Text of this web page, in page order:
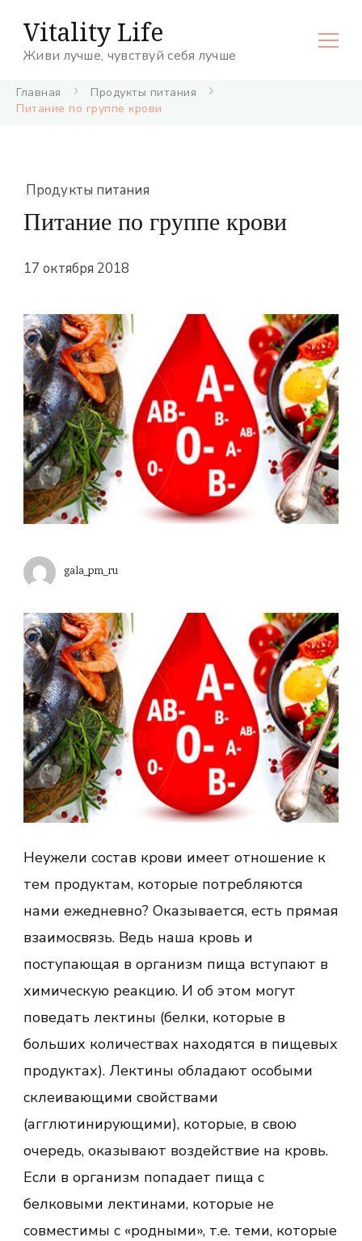
Vitality Life
Живи лучше, чувствуй себя лучше
Главная
Продукты питания
Питание по группе крови
Продукты питания
Питание по группе крови
17 октября 2018
gala_pm_ru
Неужели состав крови имеет отношение к
тем продуктам, которые потребляются
нами ежедневно? Оказывается, есть прямая
взаимосвязь. Ведь наша кровь и
поступающая в организм пища вступают в
химическую реакцию. И об этом могут
поведать лектины (белки, которые в
больших количествах находятся в пищевых
продуктах). Лектины обладают особыми
склеивающими свойствами
(агглютинирующими), которые, в свою
очередь, оказывают воздействие на кровь.
Если в организм попадает пища с
белковыми лектинами, которые не
совместимы с «родными», т.е. теми, которые